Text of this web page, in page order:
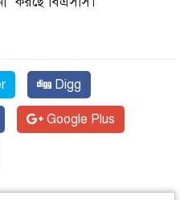
Digg
Google Plus